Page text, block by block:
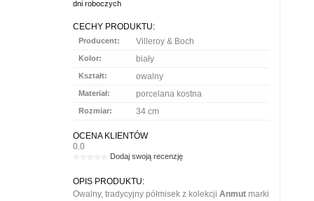
dni roboczych
CECHY PRODUKTU:
Producent: Villeroy & Boch
Kolor: biały
Kształt: owalny
Materiał: porcelana kostna
Rozmiar: 34 cm
OCENA KLIENTÓW
0.0
Dodaj swoją recenzję
OPIS PRODUKTU:
Owalny, tradycyjny półmisek z kolekcjiAnmut marki